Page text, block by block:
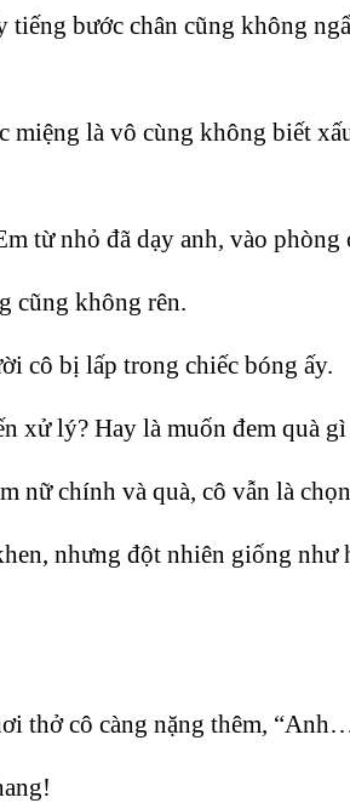
bước chân cũng không
là vô cùng không biết
từ nhỏ đã dạy anh, vào
cũng không rên.
cô bị lấp trong chiếc bóng ấy.
xử lý? Hay là muốn đem quà
nữ chính và quà, cô vẫn là
nhưng đột nhiên giống
thở cô càng nặng thêm,